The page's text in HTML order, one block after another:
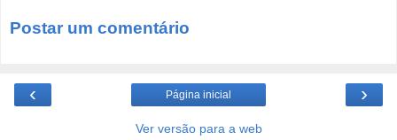
Postar um comentário
‹ ›
Página inicial
Ver versão para a web